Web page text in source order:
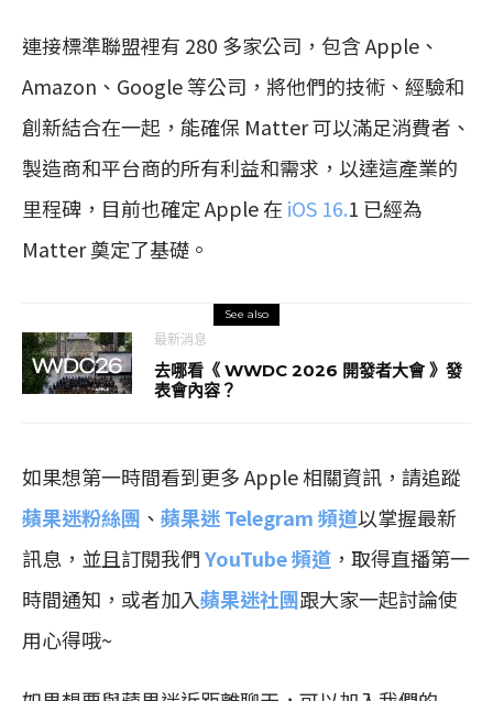
連接標準聯盟裡有 280 多家公司，包含 Apple、
Amazon、Google 等公司，將他們的技術、經驗和
創新結合在一起，能確保 Matter 可以滿足消費者、
製造商和平台商的所有利益和需求，以達這產業的
里程碑，目前也確定 Apple 在 iOS 16.1 已經為
Matter 奠定了基礎。
See also
最新消息
去哪看《 WWDC 2026 開發者大會 》發
表會內容？
如果想第一時間看到更多 Apple 相關資訊，請追蹤
蘋果迷粉絲團 、 蘋果迷 Telegram 頻道以掌握最新
訊息，並且訂閱我們YouTube 頻道 ，取得直播第一
時間通知，或者加入蘋果迷社團跟大家一起討論使
用心得哦~